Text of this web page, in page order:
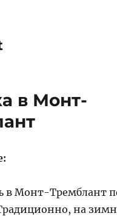
в Монт-
в Монт-Тремблант
на